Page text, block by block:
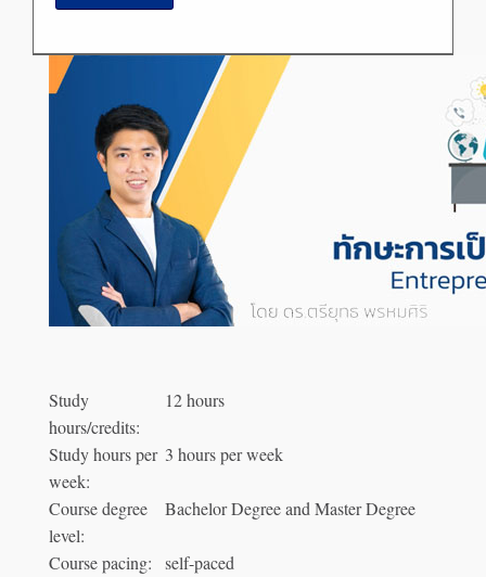
Study
hours/credits:
12 hours
Study hours per
week:
3 hours per week
Course degree
level:
Bachelor Degree and Master Degree
Course pacing:
self-paced